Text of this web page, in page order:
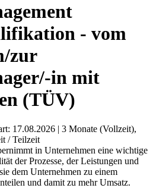
- vom
zur
in mit
(TÜV)
17.08.2026 | 3 Monate (Vollzeit),
/ Teilzeit
in Unternehmen eine wichtige
der Prozesse, der Leistungen und
dem Unternehmen zu einem
und damit zu mehr Umsatz.